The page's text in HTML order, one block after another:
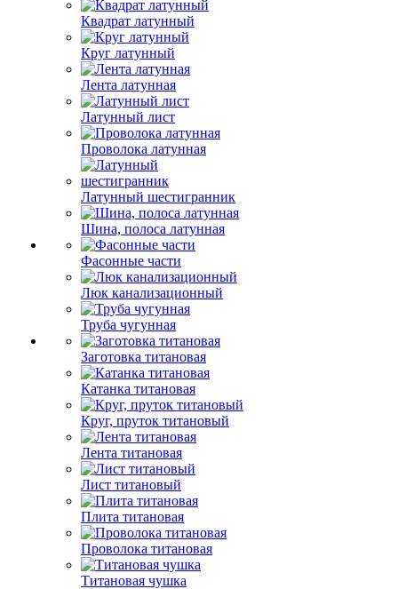
Квадрат латунный
Круг латунный
Лента латунная
Латунный лист
Проволока латунная
Латунный шестигранник
Шина, полоса латунная
Фасонные части
Люк канализационный
Труба чугунная
Заготовка титановая
Катанка титановая
Круг, пруток титановый
Лента титановая
Лист титановый
Плита титановая
Проволока титановая
Титановая чушка